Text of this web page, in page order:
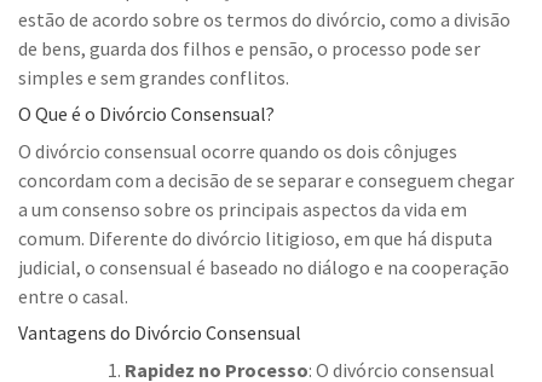
estão de acordo sobre os termos do divórcio, como a divisão
de bens, guarda dos filhos e pensão, o processo pode ser
simples e sem grandes conflitos.
O Que é o Divórcio Consensual?
O divórcio consensual ocorre quando os dois cônjuges
concordam com a decisão de se separar e conseguem chegar
a um consenso sobre os principais aspectos da vida em
comum. Diferente do divórcio litigioso, em que há disputa
judicial, o consensual é baseado no diálogo e na cooperação
entre o casal.
Vantagens do Divórcio Consensual
Rapidez no Processo: O divórcio consensual